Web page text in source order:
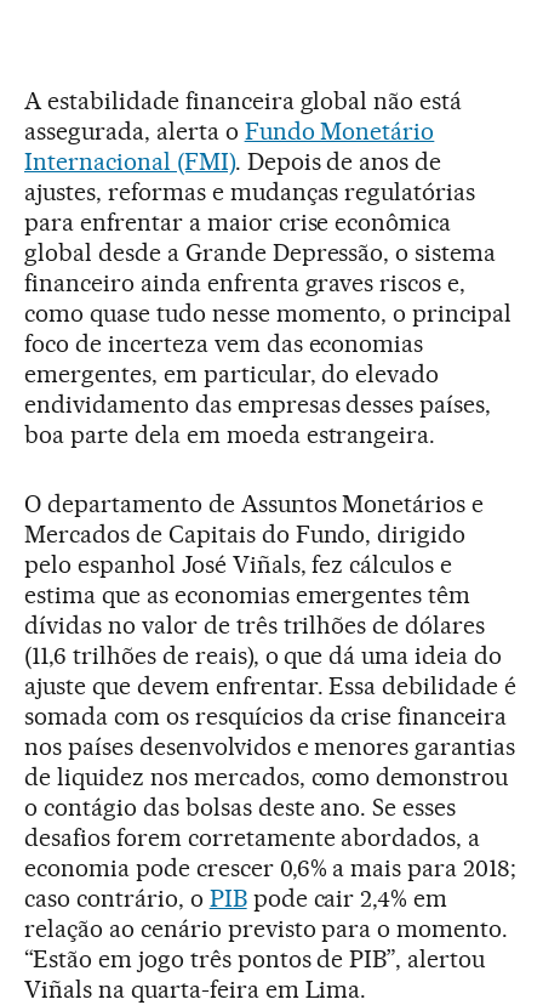
A estabilidade financeira global não está
assegurada, alerta o Fundo Monetário
Internacional (FMI). Depois de anos de
ajustes, reformas e mudanças regulatórias
para enfrentar a maior crise econômica
global desde a Grande Depressão, o sistema
financeiro ainda enfrenta graves riscos e,
como quase tudo nesse momento, o principal
foco de incerteza vem das economias
emergentes, em particular, do elevado
endividamento das empresas desses países,
boa parte dela em moeda estrangeira.
O departamento de Assuntos Monetários e
Mercados de Capitais do Fundo, dirigido
pelo espanhol José Viñals, fez cálculos e
estima que as economias emergentes têm
dívidas no valor de três trilhões de dólares
(11,6 trilhões de reais), o que dá uma ideia do
ajuste que devem enfrentar. Essa debilidade é
somada com os resquícios da crise financeira
nos países desenvolvidos e menores garantias
de liquidez nos mercados, como demonstrou
o contágio das bolsas deste ano. Se esses
desafios forem corretamente abordados, a
economia pode crescer 0,6% a mais para 2018;
caso contrário, o PIBpode cair 2,4% em
relação ao cenário previsto para o momento.
“Estão em jogo três pontos de PIB”, alertou
Viñals na quarta-feira em Lima.